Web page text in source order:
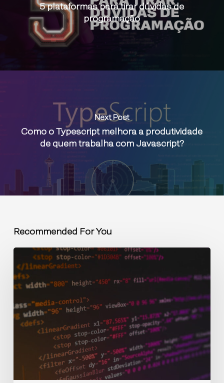
5 plataformas para tirar dúvidas de
programação
Next Post
Como o Typescript melhora a produtividade
de quem trabalha com Javascript?
Recommended For You